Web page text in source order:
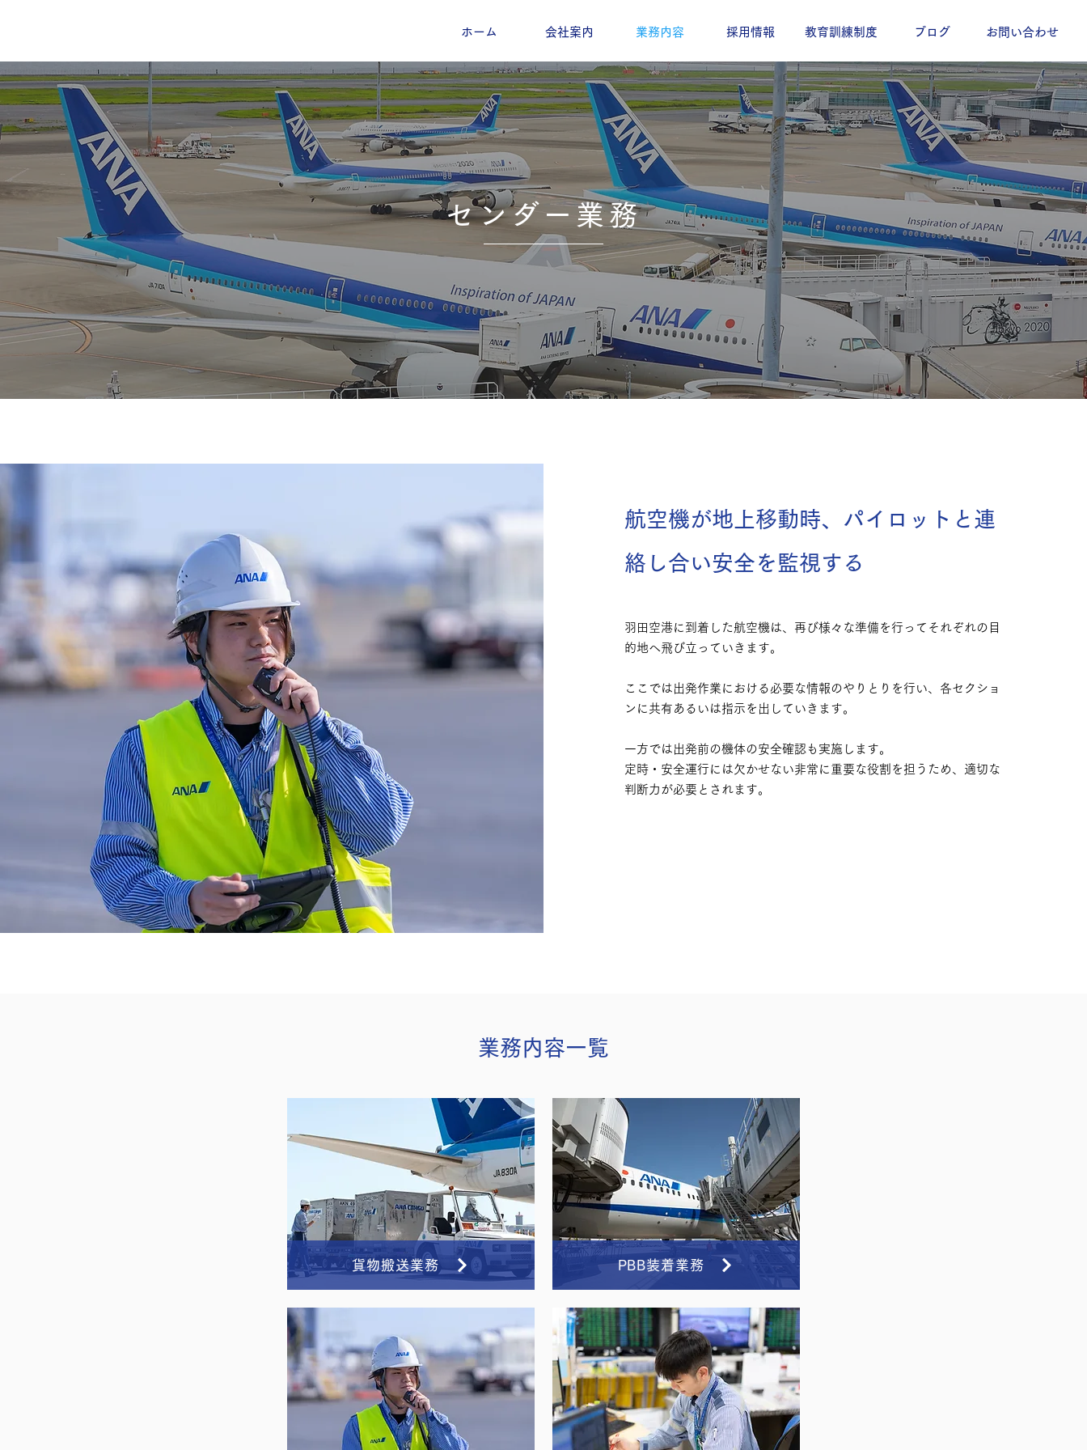
ホーム 会社案内 業務内容 採用情報 教育訓練制度 ブログ お問い合わせ
センダー業務
航空機が地上移動時、パイロットと連
絡し合い安全を監視する
羽田空港に到着した航空機は、再び様々な準備を行ってそれぞれの目
的地へ飛び立っていきます。
ここでは出発作業における必要な情報のやりとりを行い、各セクショ
ンに共有あるいは指示を出していきます。
一方では出発前の機体の安全確認も実施します。
定時・安全運行には欠かせない非常に重要な役割を担うため、適切な
判断力が必要とされます。
業務内容一覧
貨物搬送業務 PBB装着業務